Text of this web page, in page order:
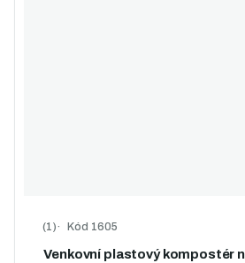
Venkovní plastový kompostér
Průměrné hodnocení produktu je
Kód 1605